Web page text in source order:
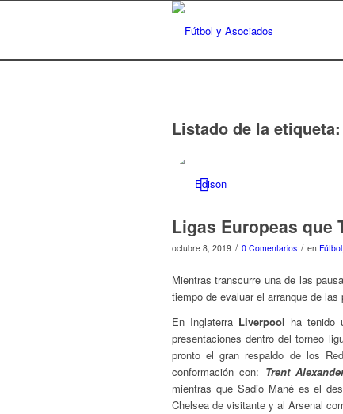
Listado de la etiqueta:
Ligas Europeas que
octubre 8, 2019 / 0 Comentarios / en Fútbol
Mientras transcurre una de las
tiempo de evaluar el arranque de
En Inglaterra Liverpool ha tenido
presentaciones dentro del torneo
pronto el gran respaldo de los
conformación con: Trent
mientras que Sadio Mané es el
Chelsea de visitante y al Arsenal